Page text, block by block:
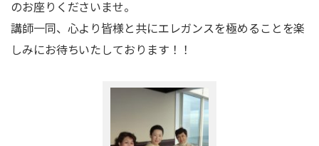
のお座りくださいませ。
講師一同、心より皆様と共にエレガンスを極めることを楽
しみにお待ちいたしております！！